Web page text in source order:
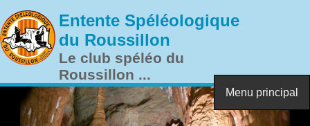
Entente Spéléologique
du Roussillon
Le club spéléo du
Roussillon ...
Menu principal